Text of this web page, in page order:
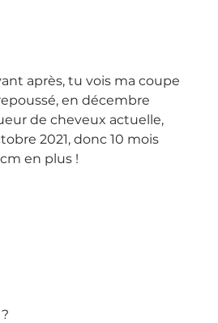
après, tu vois ma coupe
en décembre
de cheveux actuelle,
2021, donc 10 mois
en plus !